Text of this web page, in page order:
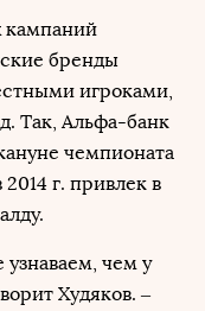
кампаний
бренды
игроками,
Так, Альфа-банк
чемпионата
г. привлек в
узнаваем, чем у
Худяков. –